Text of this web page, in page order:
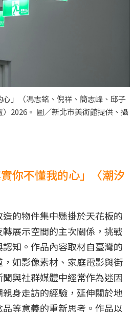
」（馮志銘、倪祥、簡志峰、邱子
2026。 圖／新北市美術館提供、攝
你不懂我的心」〈潮汐
的物件集中懸掛於天花板的
展示空間的主次關係，挑戰
知。作品內容取材自臺灣的
如影像素材、家庭電影與街
與社群媒體中經常作為迷因
身走訪的經驗，延伸關於地
等意義的重新思考。作品以